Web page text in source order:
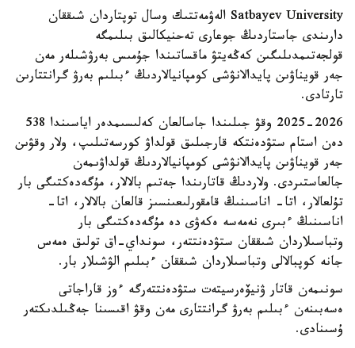
Satbayev University الەۋمەتتىك وسال توپتاردان شىققان
دارىندى جاستاردىڭ جوعارى تەحنيكالىق بىلىمگە
قولجەتىمدىلىگىن كەڭەيتۋ ماقساتىندا جۇمىس بەرۋشىلەر مەن
جەر قويناۋىن پايدالانۋشى كومپانيالاردىڭ ءبىلىم بەرۋ گرانتتارىن
تارتادى.
2025-2026 وقۋ جىلىندا جاسالعان كەلىسىمدەر اياسىندا 538
دەن استام ستۋدەنتكە قارجىلىق قولداۋ كورسەتىلىپ، ولار وقۋىن
جەر قويناۋىن پايدالانۋشى كومپانيالاردىڭ قولداۋىمەن
جالعاستىردى. ولاردىڭ قاتارىندا جەتىم بالالار، مۇگەدەكتىگى بار
تۇلعالار، اتا- اناسىنىڭ قامقورلىعىنسىز قالعان بالالار، اتا-
اناسىنىڭ ءبىرى نەمەسە ەكەۋى دە مۇگەدەكتىگى بار
وتباسىلاردان شىققان ستۋدەنتتەر، سونداي-اق تولىق ەمەس
جانە كوپبالالى وتباسىلاردان شىققان ءبىلىم الۋشىلار بار.
سونىمەن قاتار ۋنيۆەرسيتەت ستۋدەنتتەرگە ءوز قاراجاتى
ەسەبىنەن ءبىلىم بەرۋ گرانتتارى مەن وقۋ اقىسىنا جەڭىلدىكتەر
ۇسىنادى.